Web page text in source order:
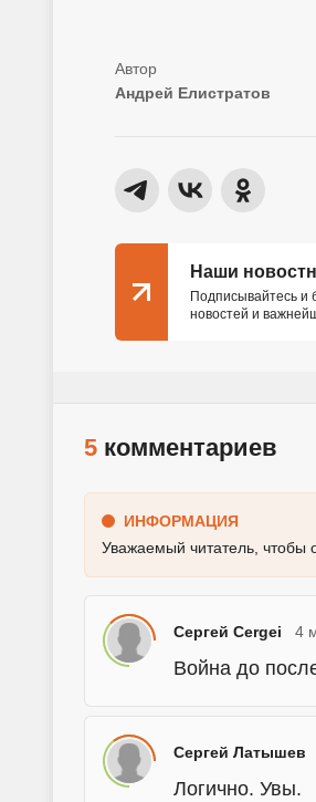
Андрей Елистратов
Наши
Подписывайтесь и
новостей и
5 комментариев
ИНФОРМАЦИЯ
Уважаемый читатель, чтобы
Сергей Cergei 4
Война до
Сергей Латышев
Логично. Увы.